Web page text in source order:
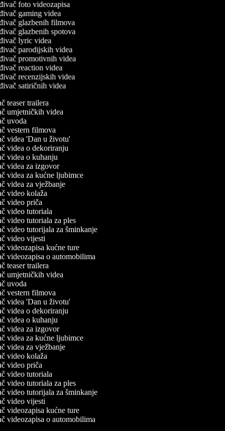
foto videozapisa
gaming videa
glazbenih filmova
glazbenih spotova
lyric videa
parodijskih videa
promotivnih videa
reaction videa
recenzijskih videa
satiričnih videa
teaser trailera
umjetničkih videa
uvoda
vestern filmova
videa 'Dan u životu'
videa o dekoriranju
videa o kuhanju
videa za izgovor
videa za kućne ljubimce
videa za vježbanje
video kolaža
video priča
video tutoriala
video tutoriala za ples
video tutorijala za šminkanje
video vijesti
videozapisa kućne ture
videozapisa o automobilima
teaser trailera
umjetničkih videa
uvoda
vestern filmova
videa 'Dan u životu'
videa o dekoriranju
videa o kuhanju
videa za izgovor
videa za kućne ljubimce
videa za vježbanje
video kolaža
video priča
video tutoriala
video tutoriala za ples
video tutorijala za šminkanje
video vijesti
videozapisa kućne ture
videozapisa o automobilima